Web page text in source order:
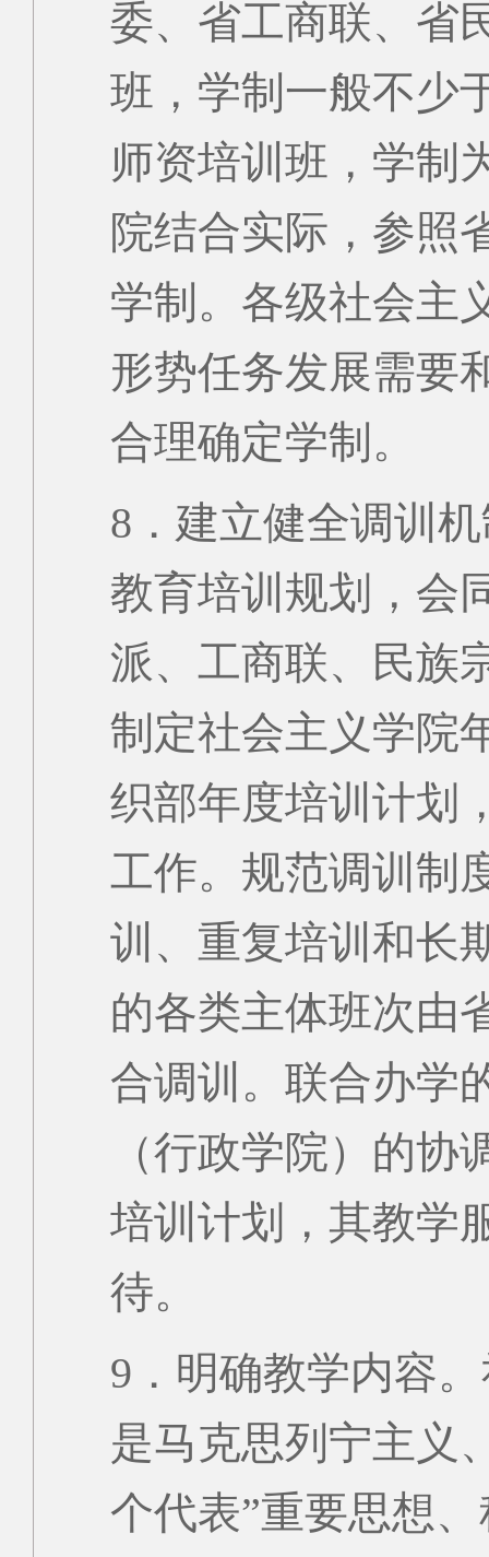
委、省工商联、省
班，学制一般不少
师资培训班，学制
院结合实际，参照
学制。各级社会主
形势任务发展需要
合理确定学制。
8．建立健全调训
教育培训规划，会
派、工商联、民族
制定社会主义学院
织部年度培训计划
工作。规范调训制
训、重复培训和长
的各类主体班次由
合调训。联合办学
（行政学院）的
培训计划，其教学
待。
9．明确教学内容
是马克思列宁主义
个代表”重要思想